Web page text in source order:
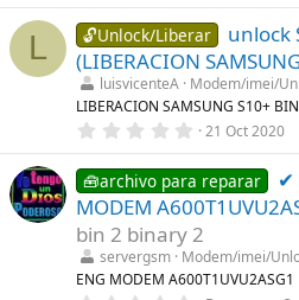
l
l
a
(
s
)
0
0
e
s
t
r
e
l
a
(
s
)
L 🔓Unlock/Liberar
unlock
(LIBERACION
luisvicenteA Modem/imei/
LIBERACION SAMSUNG S10+
0
0
0
e
s
t
r
e
l
21 Oct 2020
🧰archivo para reparar
✔
MODEM
bin 2 binary 2
servergsm Modem/imei/
ENG MODEM A600T1UVU2ASG1